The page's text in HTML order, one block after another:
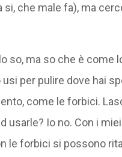
che male fa), ma
so, ma so che è come
per pulire dove hai
come le forbici.
usarle? Io no. Con i
le forbici si possono